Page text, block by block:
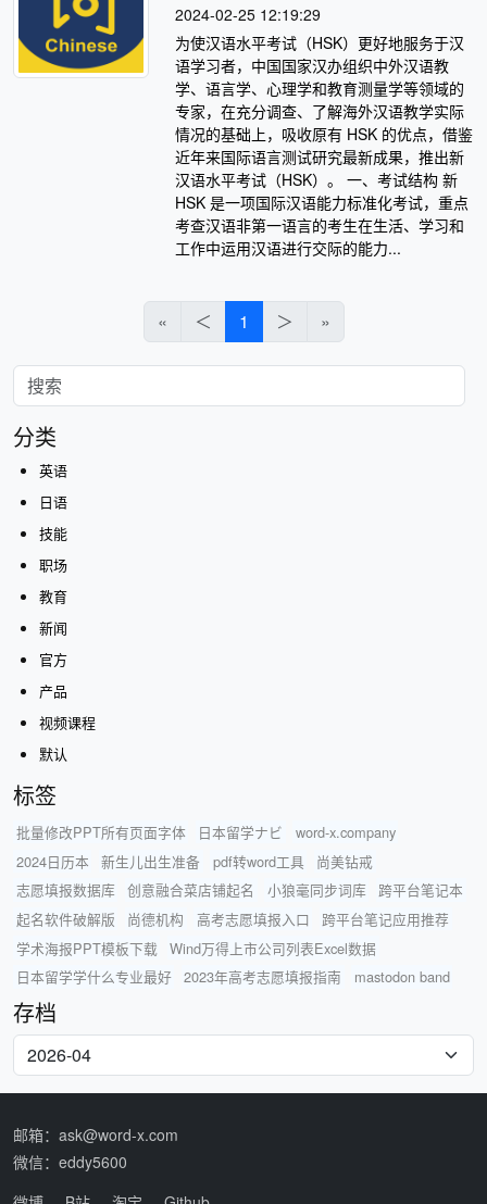
2024-02-25 12:19:29
为使汉语水平考试（HSK）更好地服务于汉
语学习者，中国国家汉办组织中外汉语教
学、语言学、心理学和教育测量学等领域的
专家，在充分调查、了解海外汉语教学实际
情况的基础上，吸收原有 HSK 的优点，借鉴
近年来国际语言测试研究最新成果，推出新
汉语水平考试（HSK）。 一、考试结构 新
HSK 是一项国际汉语能力标准化考试，重点
考查汉语非第一语言的考生在生活、学习和
工作中运用汉语进行交际的能力...
« ＜ 1 ＞ »
分类
英语
日语
技能
职场
教育
新闻
官方
产品
视频课程
默认
标签
批量修改PPT所有页面字体 日本留学ナビ
word-x.company
2024日历本
新生儿出生准备 pdf转word工具
尚美钻戒
志愿填报数据库
创意融合菜店铺起名 小狼毫同步词库
跨平台笔记本
起名软件破解版
尚德机构 高考志愿填报入口
跨平台笔记应用推荐
学术海报PPT模板下载
Wind万得上市公司列表Excel数据
日本留学学什么专业最好
2023年高考志愿填报指南 mastodon band
存档
邮箱：ask@word-x.com
微信：eddy5600